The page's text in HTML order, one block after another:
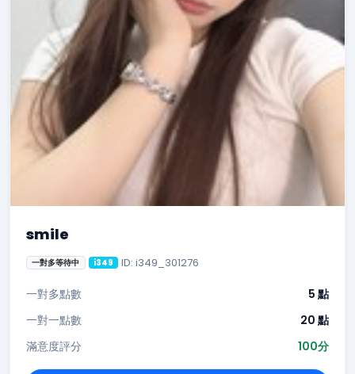
smile
一對多等待中 i349 ID: i349_301276
一對多點數
5 點
一對一點數
20 點
滿意度評分
100分